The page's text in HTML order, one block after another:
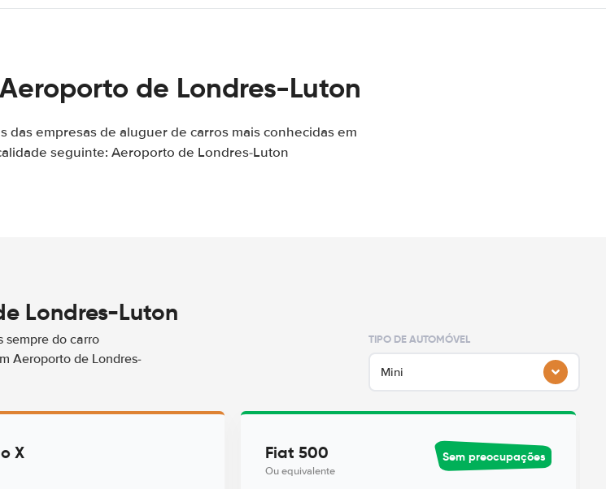
de Londres-Luton
das empresas de aluguer de carros mais conhecidas em
seguinte: Aeroporto de Londres-Luton
Londres-Luton
sempre do carro
Aeroporto de Londres-
TIPO DE AUTOMÓVEL
Mini
X Fiat 500
Ou equivalente
Sem preocupações